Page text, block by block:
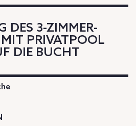
DES 3-ZIMMER-
PRIVATPOOL
DIE BUCHT